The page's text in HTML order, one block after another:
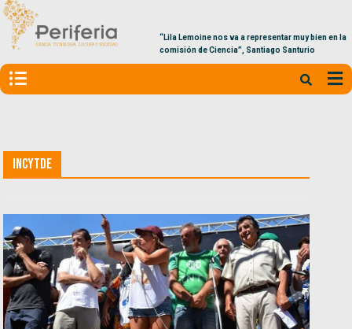
“Lila Lemoine nos va a representar muy bien en la
comisión de Ciencia”, Santiago Santurio
INCyTDE